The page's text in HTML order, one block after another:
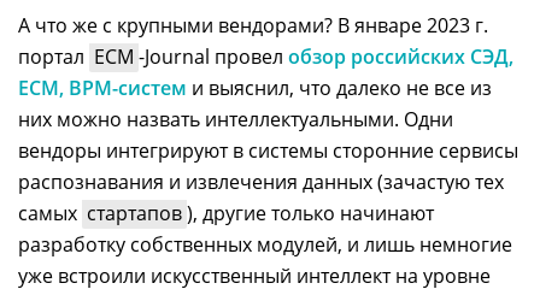
А что же с крупными вендорами? В январе 2023 г.
портал ECM -Journal провел обзор российских СЭД,
ECM, BPM-систем и выяснил, что далеко не все из
них можно назвать интеллектуальными. Одни
вендоры интегрируют в системы сторонние сервисы
распознавания и извлечения данных (зачастую тех
самых стартапов), другие только начинают
разработку собственных модулей, и лишь немногие
уже встроили искусственный интеллект на уровне